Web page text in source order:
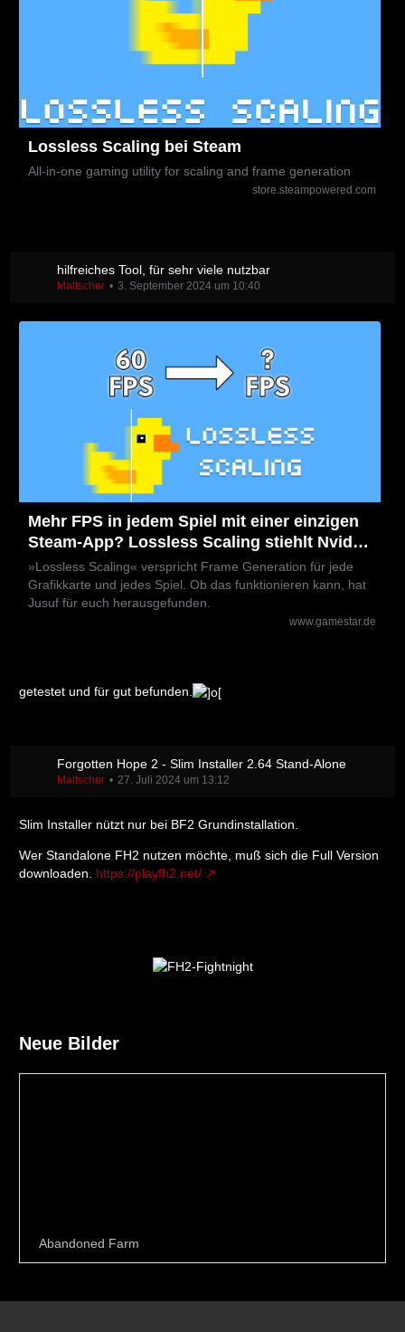
Lossless Scaling bei Steam
All-in-one gaming utility for scaling and frame generation
store.steampowered.com
hilfreiches Tool, für sehr viele nutzbar
Mattscher 3. September 2024 um 10:40
Mehr FPS in jedem Spiel mit einer einzigen
Steam-App? Lossless Scaling stiehlt Nvidia
und AMD die Show
»Lossless Scaling« verspricht Frame Generation für jede
Grafikkarte und jedes Spiel. Ob das funktionieren kann, hat
Jusuf für euch herausgefunden.
www.gamestar.de
getestet und für gut befunden.
Forgotten Hope 2 - Slim Installer 2.64 Stand-Alone
Mattscher 27. Juli 2024 um 13:12
Slim Installer nützt nur bei BF2 Grundinstallation.
Wer Standalone FH2 nutzen möchte, muß sich die Full Version
downloaden. https://playfh2.net/
Neue Bilder